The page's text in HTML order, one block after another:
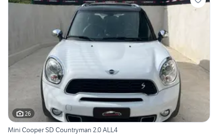
26
Mini Cooper SD Countryman 2.0 ALL4